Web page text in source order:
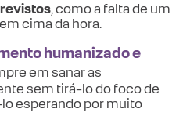
, como a falta de um
cima da hora.
humanizado e
em sanar as
sem tirá-lo do foco de
esperando por muito